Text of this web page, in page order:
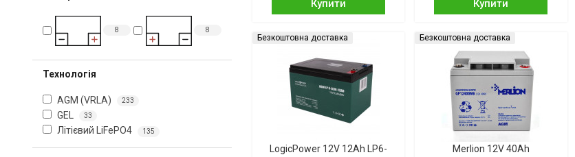
8 8
Технологія
AGM (VRLA) 233
GEL 33
Літієвий LiFePO4 135
Купити Купити
Безкоштовна доставка
LogicPower 12V 12Ah LP6-
Безкоштовна доставка
Merlion 12V 40Ah